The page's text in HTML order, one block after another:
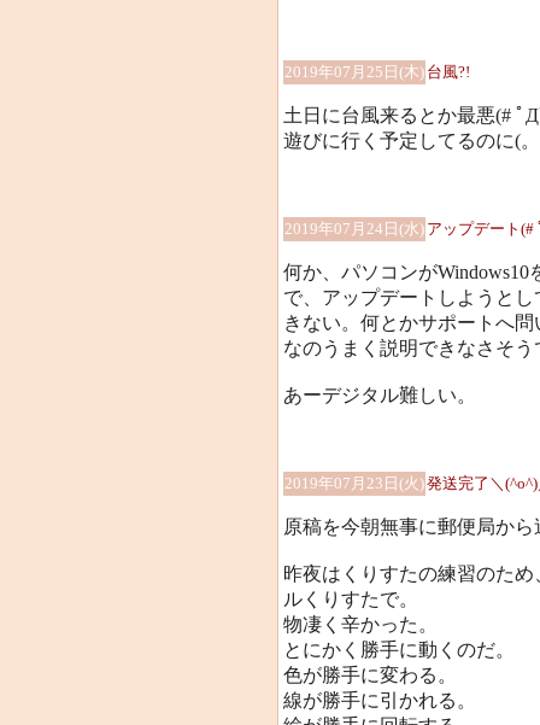
2019年07月25日(木) 台風?!
土日に台風来るとか最悪(# ﾟ
遊びに行く予定してるのに(
2019年07月24日(水) アップデート(#
何か、パソコンが
で、アップデートしようと
きない。何とかサポートへ
なのうまく説明できなさそ
あーデジタル難しい。
2019年07月23日(火)発送完了＼
原稿を今朝無事に郵便局か
昨夜はくりすたの練習のた
ルくりすたで。
物凄く辛かった。
とにかく勝手に動くのだ。
色が勝手に変わる。
線が勝手に引かれる。